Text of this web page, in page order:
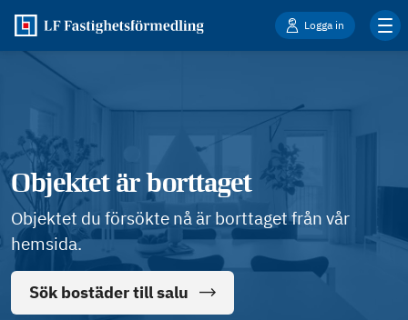
Logga in
Objektet är borttaget
Objektet du försökte nå är borttaget från vår
hemsida.
Sök bostäder till salu